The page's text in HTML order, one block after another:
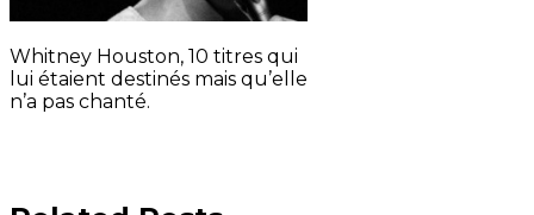
Whitney Houston, 10 titres qui
lui étaient destinés mais qu’elle
n’a pas chanté.